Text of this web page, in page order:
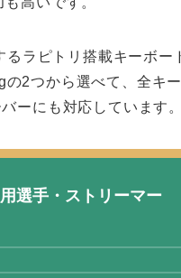
るラピトリ搭載キーボー
2つから選べて、全キ
ーにも対応しています。
選手・ストリーマー